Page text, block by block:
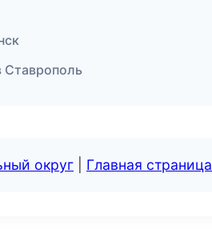
Ставрополь
округ Главная страница